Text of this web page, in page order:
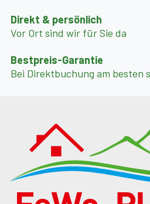
Direkt & persönlich
Vor Ort sind wir für Sie da
Bestpreis-Garantie
Bei Direktbuchung am besten